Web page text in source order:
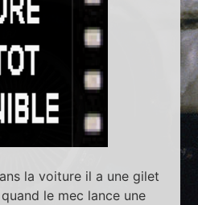
la voiture il a une gilet
le mec lance une